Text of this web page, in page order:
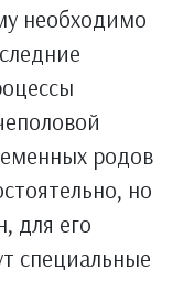
необходимо
родов
но
для его
специальные